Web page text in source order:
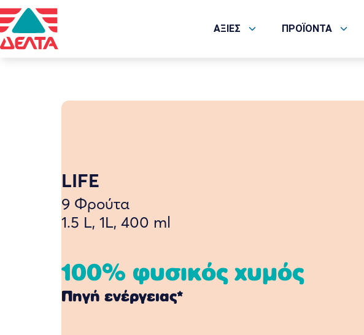
ΑΞΙΕΣ ΠΡΟΪΟΝΤΑ
LIFE
9 Φρούτα
1.5 L, 1L, 400 ml
100% φυσικός χυμός
Πηγή ενέργειας*